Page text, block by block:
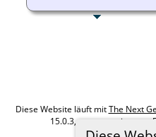
Diese Website läuft mitThe Next
15.0.3, programmiert von